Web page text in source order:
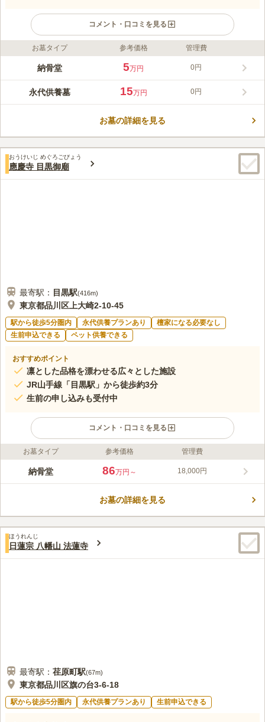
コメント・口コミを見る
ライフドット編集部のコメント
徳川将軍家の保護を受けた、弘安8年（1285年）創建。品川を代
て天候に悩まず、お墓周りの清掃も手間がかからないので、安心
してご利用いただけます。最寄り駅から徒歩県圏内で、品川商店
合わせて小壇、中壇、大壇、特別壇の4タイプあり、内容に合わ
この霊園はまだ誰からも評価されていません。
お墓タイプ 参考価格 管理費
納骨堂 5万円 0円
永代供養墓 15万円 0円
お墓の詳細を見る
おうけいじ めぐろごびょう
應慶寺 目黒御廟
最寄駅： 目黒駅(416m)
東京都品川区上大崎2-10-45
駅から徒歩5分圏内 永代供養プランあり
檀家になる必要なし
生前申込できる
ペット供養できる
おすすめポイント
凛とした品格を漂わせる広々とした施設
JR山手線「目黒駅」から徒歩約3分
生前の申し込みも受付中
コメント・口コミを見る
ライフドット編集部のコメント
目黒の一等地にある、宗教不問で誰でも利用できる自動搬送型納
立地。目黒御廟は、浄土真宗本願寺派の應慶寺（住職：樹谷 淳
スのため毎月一回の休館日がございます。詳しくはお問い合わせ
ください。
口コミ評価
みんなの評価
50代男性
JR目黒駅から徒歩で行けるほど近いと言うこともあり、自然環
お墓タイプ 参考価格 管理費
納骨堂 86万円～ 18,000円
お墓の詳細を見る
ほうれんじ
日蓮宗 八幡山 法蓮寺
最寄駅： 荏原町駅(67m)
東京都品川区旗の台3-6-18
駅から徒歩5分圏内 永代供養プランあり 生前申込できる